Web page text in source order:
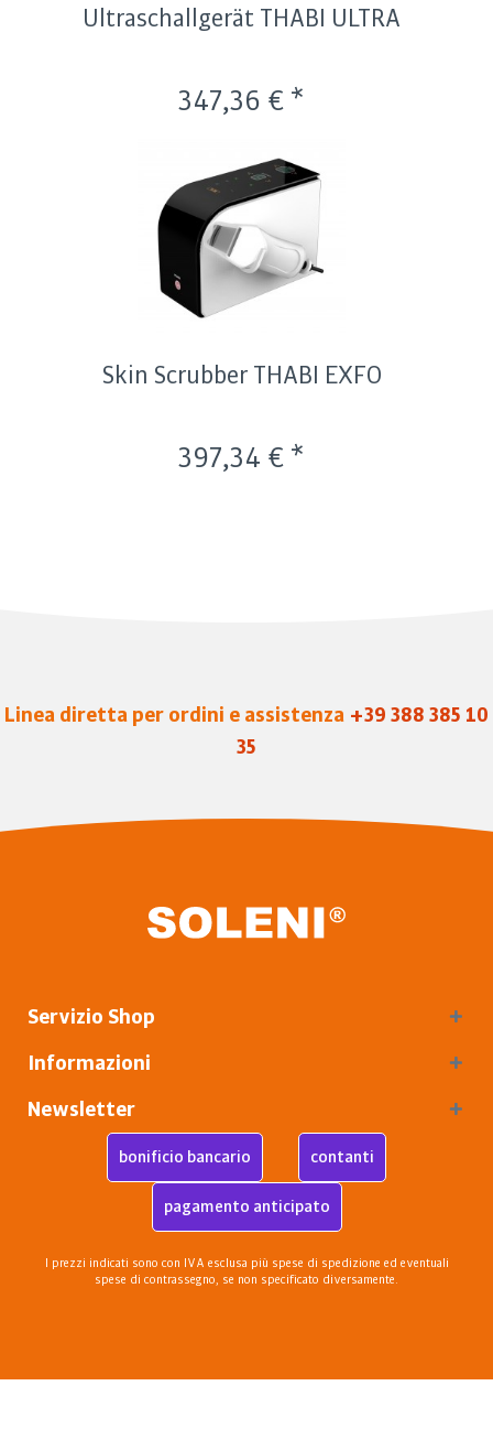
Ultraschallgerät THABI ULTRA
347,36 € *
Skin Scrubber THABI EXFO
397,34 € *
Linea diretta per ordini e assistenza +39 388 385 10
35
Servizio Shop
Informazioni
Newsletter
bonificio bancario contanti
pagamento anticipato
I prezzi indicati sono con IVA esclusa più spese di spedizione ed eventuali
spese di contrassegno, se non specificato diversamente.